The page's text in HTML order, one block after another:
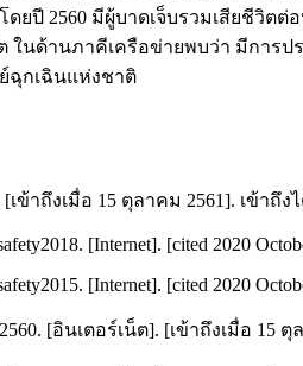
ปี 2560 มีผู้บาดเจ็บรวมเสียชีวิตต่
ต ในด้านภาคีเครือข่ายพบว่า มีก
ฉุกเฉินแห่งชาติ
ข้าถึงเมื่อ 15 ตุลาคม 2561]. เข้าถึง
[Internet]. [cited 2020
[Internet]. [cited 2020
[อินเตอร์เน็ต]. [เข้าถึงเมื่อ 15 ตุ